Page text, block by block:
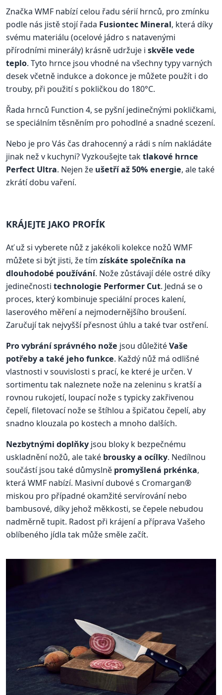
Značka WMF nabízí celou řadu sérií hrnců, pro zmínku
podle nás jistě stojí řada Fusiontec Mineral, která díky
svému materiálu (ocelové jádro s natavenými
přírodními minerály) krásně udržuje i skvěle vede
teplo. Tyto hrnce jsou vhodné na všechny typy varných
desek včetně indukce a dokonce je můžete použít i do
trouby, při použití s pokličkou do 180°C.
Řada hrnců Function 4, se pyšní jedinečnými pokličkami,
se speciálním těsněním pro pohodlné a snadné scezení.
Nebo je pro Vás čas drahocenný a rádi s ním nakládáte
jinak než v kuchyni? Vyzkoušejte taktlakové hrnce
Perfect Ultra. Nejen že ušetří až 50% energie, ale také
zkrátí dobu vaření.
KRÁJEJTE JAKO PROFÍK
Ať už si vyberete nůž z jakékoli kolekce nožů WMF
můžete si být jisti, že tím získáte společníka na
dlouhodobé používání. Nože zůstávají déle ostré díky
jedinečnosti technologie Performer Cut. Jedná se o
proces, který kombinuje speciální proces kalení,
laserového měření a nejmodernějšího broušení.
Zaručují tak nejvyšší přesnost úhlu a také tvar ostření.
Pro vybrání správného nože jsou důležitéVaše
potřeby a také jeho funkce. Každý nůž má odlišné
vlastnosti v souvislosti s prací, ke které je určen. V
sortimentu tak naleznete nože na zeleninu s kratší a
rovnou rukojetí, loupací nože s typicky zakřivenou
čepelí, filetovací nože se štíhlou a špičatou čepelí, aby
snadno klouzala po kostech a mnoho dalších.
Nezbytnými doplňky jsou bloky k bezpečnému
uskladnění nožů, ale také brousky a ocílky. Nedílnou
součástí jsou také důmyslně promyšlená prkénka,
která WMF nabízí. Masivní dubové s Cromargan®
miskou pro případné okamžité servírování nebo
bambusové, díky jehož měkkosti, se čepele nebudou
nadměrně tupit. Radost při krájení a příprava Vašeho
oblíbeného jídla tak může směle začít.